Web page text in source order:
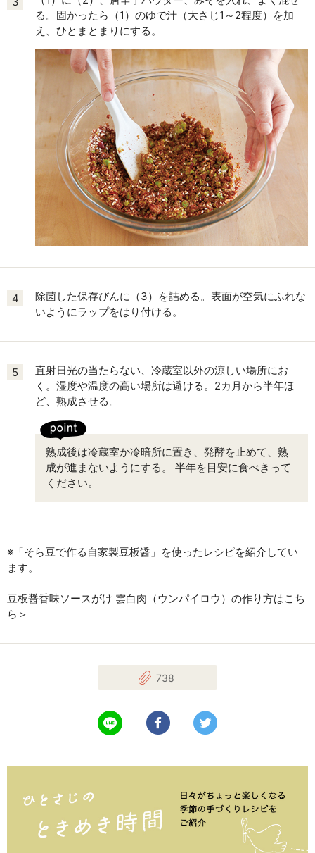
る。固かったら（1）のゆで汁（大さじ1～2程度）を加
え、ひとまとまりにする。
4
除菌した保存びんに（3）を詰める。表面が空気にふれな
いようにラップをはり付ける。
5
直射日光の当たらない、冷蔵室以外の涼しい場所にお
く。湿度や温度の高い場所は避ける。2カ月から半年ほ
ど、熟成させる。
熟成後は冷蔵室か冷暗所に置き、発酵を止めて、熟
成が進まないようにする。 半年を目安に食べきって
ください。
※「そら豆で作る自家製豆板醤」を使ったレシピを紹介してい
ます。
豆板醤香味ソースがけ 雲白肉（ウンパイロウ）の作り方はこち
ら＞
738
LINEで送る Facebookでシェアする